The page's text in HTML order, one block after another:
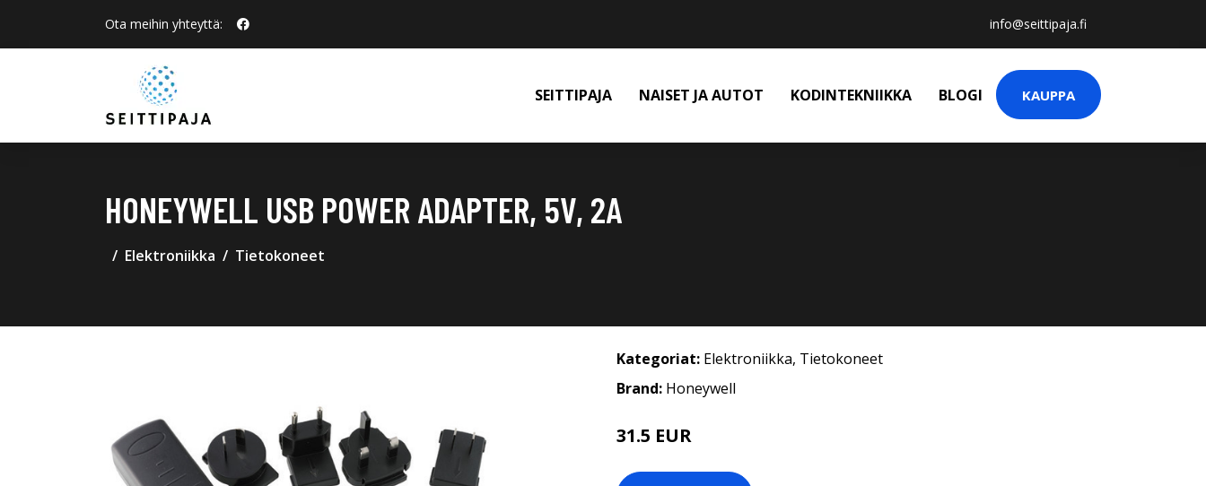
Ota meihin yhteyttä: info@seittipaja.fi
SEITTIPAJA NAISET JA AUTOT KODINTEKNIIKKA BLOGI KAUPPA
HONEYWELL USB POWER ADAPTER, 5V, 2A
Elektroniikka Tietokoneet
Kategoriat: Elektroniikka, Tietokoneet
Brand: Honeywell
31.5 EUR